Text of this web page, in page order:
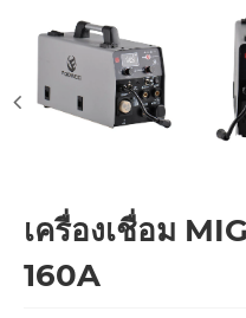
เครื่องเชื่อม
160A